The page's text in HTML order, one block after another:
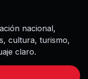
nacional,
cultura, turismo,
claro.